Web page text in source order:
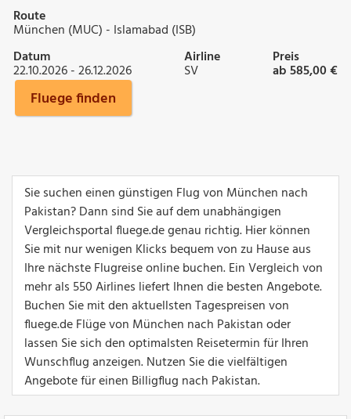
Route
München (MUC) - Islamabad (ISB)
Datum
22.10.2026 - 26.12.2026
Airline
SV
Preis
ab 585,00 €
Fluege finden
Sie suchen einen günstigen Flug von München nach
Pakistan? Dann sind Sie auf dem unabhängigen
Vergleichsportal fluege.de genau richtig. Hier können
Sie mit nur wenigen Klicks bequem von zu Hause aus
Ihre nächste Flugreise online buchen. Ein Vergleich von
mehr als 550 Airlines liefert Ihnen die besten Angebote.
Buchen Sie mit den aktuellsten Tagespreisen von
fluege.de Flüge von München nach Pakistan oder
lassen Sie sich den optimalsten Reisetermin für Ihren
Wunschflug anzeigen. Nutzen Sie die vielfältigen
Angebote für einen Billigflug nach Pakistan.